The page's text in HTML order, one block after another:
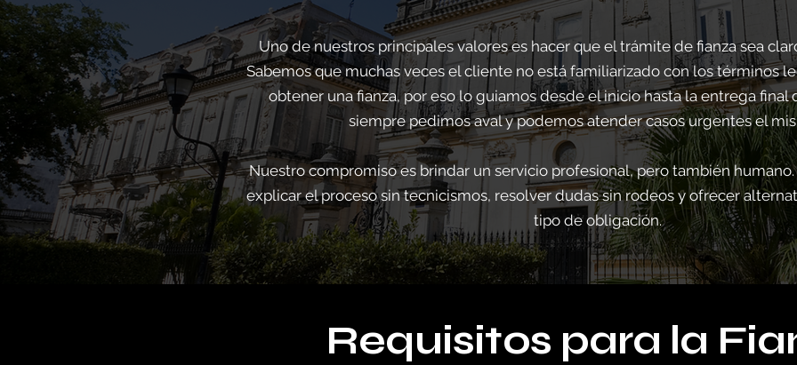
Uno de nuestros principales valores es hacer que el trámite de fianza sea
Sabemos que muchas veces el cliente no está familiarizado con los términos
obtener una fianza, por eso lo guiamos desde el inicio hasta la entrega final
siempre pedimos aval y podemos atender casos urgentes el
Nuestro compromiso es brindar un servicio profesional, pero también
explicar el proceso sin tecnicismos, resolver dudas sin rodeos y ofrecer
tipo de obligación.
Requisitos para la